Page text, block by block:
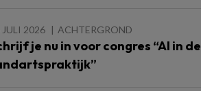
JULI 2026 ACHTERGROND
je nu in voor congres “AI in de